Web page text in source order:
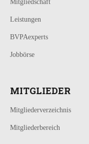
Mitgliedschaft
Leistungen
BVPAexperts
Jobbörse
MITGLIEDER
Mitgliederverzeichnis
Mitgliederbereich